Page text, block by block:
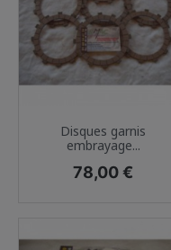
Disques garnis
embrayage...
Prix
78,00 €